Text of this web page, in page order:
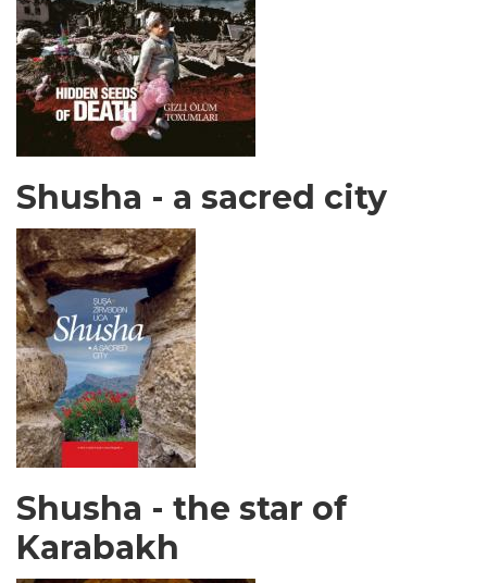
Shusha - a sacred city
Shusha - the star of
Karabakh